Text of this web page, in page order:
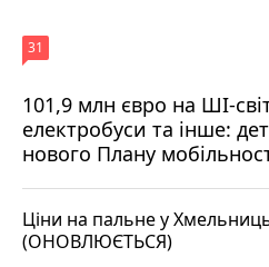
101,9 млн євро на ШІ-
електробуси та інше:
нового Плану
31
Ціни на пальне у
(ОНОВЛЮЄТЬСЯ)